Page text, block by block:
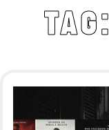
TAG: